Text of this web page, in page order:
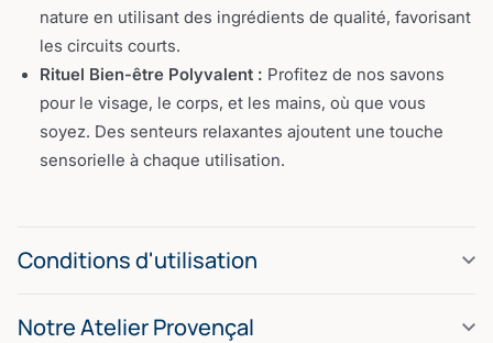
nature en utilisant des ingrédients de qualité, favorisant
les circuits courts.
Rituel Bien-être Polyvalent : Profitez de nos savons
pour le visage, le corps, et les mains, où que vous
soyez. Des senteurs relaxantes ajoutent une touche
sensorielle à chaque utilisation.
Conditions d'utilisation
Notre Atelier Provençal